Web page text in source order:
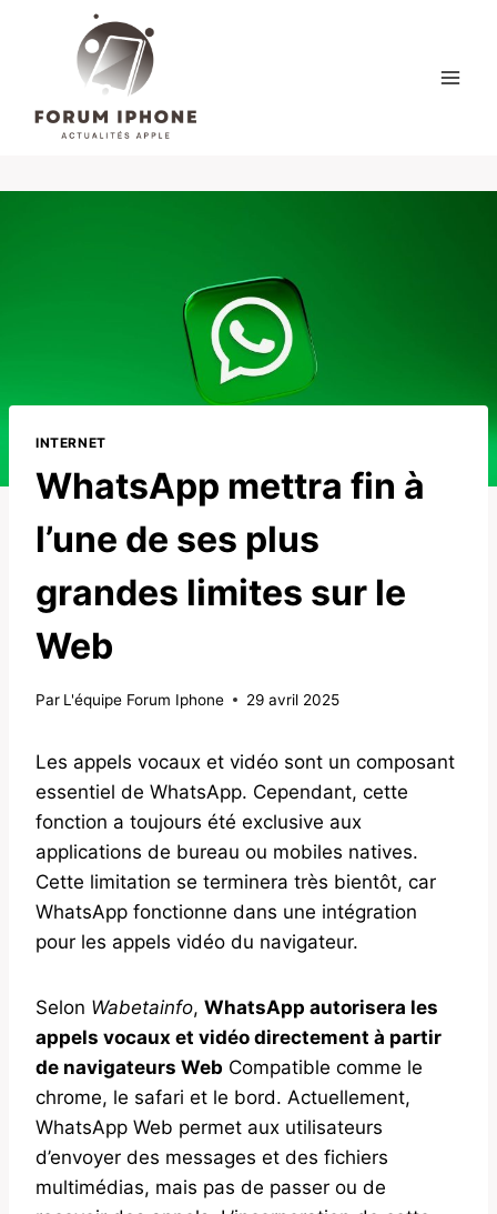
INTERNET
WhatsApp mettra fin à
l’une de ses plus
grandes limites sur le
Web
Par L'équipe Forum Iphone 29 avril 2025
Les appels vocaux et vidéo sont un composant
essentiel de WhatsApp. Cependant, cette
fonction a toujours été exclusive aux
applications de bureau ou mobiles natives.
Cette limitation se terminera très bientôt, car
WhatsApp fonctionne dans une intégration
pour les appels vidéo du navigateur.
Selon Wabetainfo, WhatsApp autorisera les
appels vocaux et vidéo directement à partir
de navigateurs Web Compatible comme le
chrome, le safari et le bord. Actuellement,
WhatsApp Web permet aux utilisateurs
d’envoyer des messages et des fichiers
multimédias, mais pas de passer ou de